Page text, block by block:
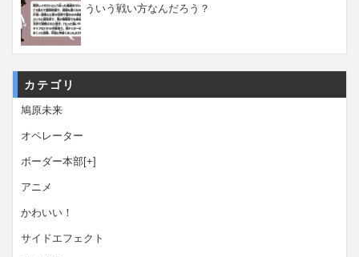
ういう戦い方なんだろう？
カテゴリ
鳩原未来
オペレーター
ボーダー本部[+]
アニメ
かわいい！
サイドエフェクト